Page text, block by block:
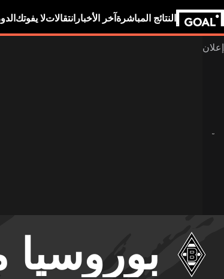
النتائج المباشرة آخر الأخبار انتقالاتلا يفوتك
بوروسيا